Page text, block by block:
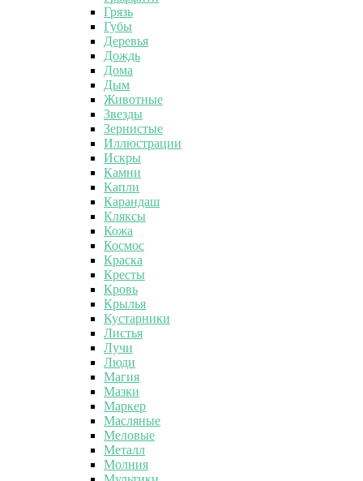
Грязь
Губы
Деревья
Дождь
Дома
Дым
Животные
Звезды
Зернистые
Иллюстрации
Искры
Камни
Капли
Карандаш
Кляксы
Кожа
Космос
Краска
Кресты
Кровь
Крылья
Кустарники
Листья
Лучи
Люди
Магия
Мазки
Маркер
Масляные
Меловые
Металл
Молния